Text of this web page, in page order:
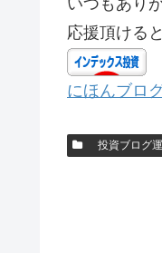
応援頂ける
にほんブロ
投資ブログ